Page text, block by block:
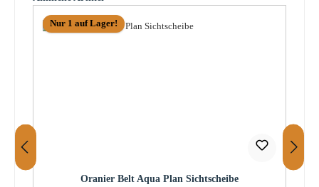
Nur 1 auf Lager!
Oranier Belt Aqua Plan Sichtscheibe